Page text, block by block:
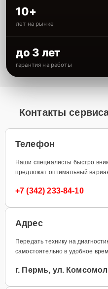
10+
лет на рынке
до 3 лет
гарантия на работы
Контакты
Телефон
Наши специалисты быстро
предложат оптимальный
+7 (342) 233-84-10
Адрес
Передать технику на
самостоятельно в удобное
г. Пермь, ул.